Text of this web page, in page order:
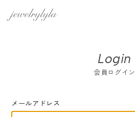
Login
会員ログイン
メールアドレス